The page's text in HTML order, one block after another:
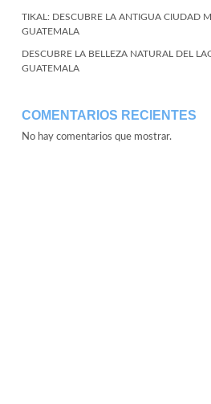
TIKAL: DESCUBRE LA ANTIGUA CIUDAD
GUATEMALA
DESCUBRE LA BELLEZA NATURAL DEL
GUATEMALA
COMENTARIOS RECIENTES
No hay comentarios que mostrar.